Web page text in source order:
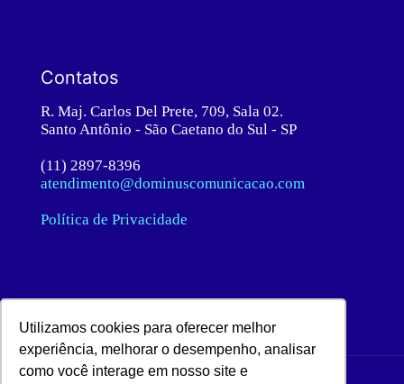
Utilizamos cookies para oferecer melhor
experiência, melhorar o desempenho, analisar
como você interage em nosso site e
Contatos
R. Maj. Carlos Del Prete, 709, Sala 02.
Santo Antônio - São Caetano do Sul - SP
(11) 2897-8396
atendimento@dominuscomunicacao.com
Política de Privacidade